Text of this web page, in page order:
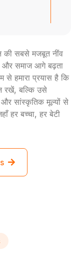
की सबसे मजबूत नींव
और समाज आगे बढ़ता
हमारा प्रयास है कि
न रखें, बल्कि उसे
और सांस्कृतिक मूल्यों से
हर बच्चा, हर बेटी